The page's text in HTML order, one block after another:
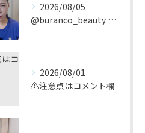
2026/08/05
@buranco_beauty 歴12年の知見と根本美容💆‍...
2026/08/01
⚠️注意点はコメント欄